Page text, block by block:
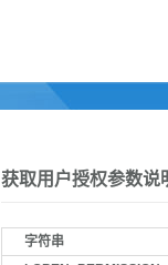
获取用户授权参数说
字符串